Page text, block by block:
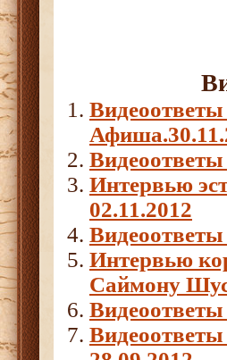
Видеоответы
Интервью
02.11.2012
Интервью
Саймону